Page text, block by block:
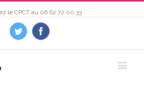
le CPCT au 06 62 72 00 33
Twitter Facebook